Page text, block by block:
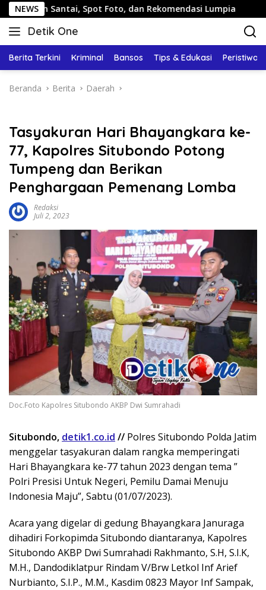
Langsung
ke
konten
NEWS
Spot Foto, dan Rekomendasi Lumpia Panduan
Detik One
Tajam
Fakta
Berita Terkini Kriminal Bansos Tips & Edukasi Peristiwa
Beranda Berita Daerah
Tasyakuran Hari Bhayangkara ke-
77, Kapolres Situbondo Potong
Tumpeng dan Berikan
Penghargaan Pemenang Lomba
Redaksi
Juli 2, 2023
Doc.Foto Kapolres Situbondo AKBP Dwi Sumrahadi
Situbondo, detik1.co.id // Polres Situbondo Polda Jatim
menggelar tasyakuran dalam rangka memperingati
Hari Bhayangkara ke-77 tahun 2023 dengan tema ”
Polri Presisi Untuk Negeri, Pemilu Damai Menuju
Indonesia Maju”, Sabtu (01/07/2023).
Acara yang digelar di gedung Bhayangkara Januraga
dihadiri Forkopimda Situbondo diantaranya, Kapolres
Situbondo AKBP Dwi Sumrahadi Rakhmanto, S.H, S.I.K,
M.H., Dandodiklatpur Rindam V/Brw Letkol Inf Arief
Nurbianto, S.I.P., M.M., Kasdim 0823 Mayor Inf Sampak,